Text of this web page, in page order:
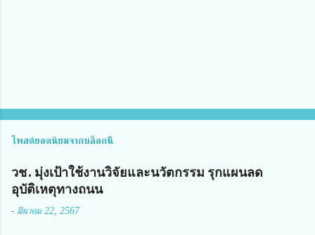
โพสต์ยอดนิยมจากบล็อกนี้
วช. มุ่งเป้าใช้งานวิจัยและนวัตกรรม รุกแผนลด
อุบัติเหตุทางถนน
- มีนาคม 22, 2567